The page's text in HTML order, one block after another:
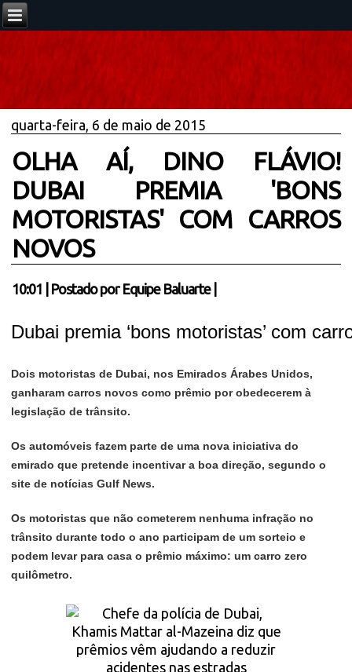
quarta-feira, 6 de maio de 2015
OLHA AÍ, DINO FLÁVIO!
DUBAI PREMIA 'BONS
MOTORISTAS' COM CARROS
NOVOS
10:01 Postado por Equipe Baluarte
Dubai premia ‘bons motoristas’ com
Dois motoristas de Dubai, nos Emirados Árabes Unidos,
ganharam carros novos como prêmio por obedecerem à
legislação de trânsito.
Os automóveis fazem parte de uma nova iniciativa do
emirado que pretende incentivar a boa direção, segundo o
site de notícias Gulf News.
Os motoristas que não cometerem nenhuma infração no
trânsito durante todo o ano participam de um sorteio e
podem levar para casa o prêmio máximo: um carro zero
quilômetro.